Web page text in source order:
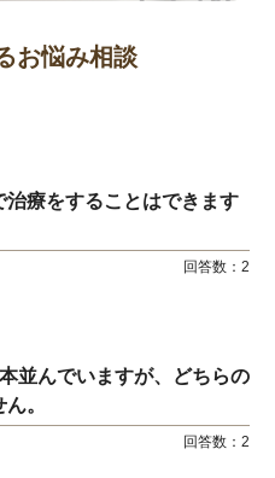
お悩み相談
治療をすることはできます
回答数： 2
並んでいますが、どちらの
。
回答数： 2